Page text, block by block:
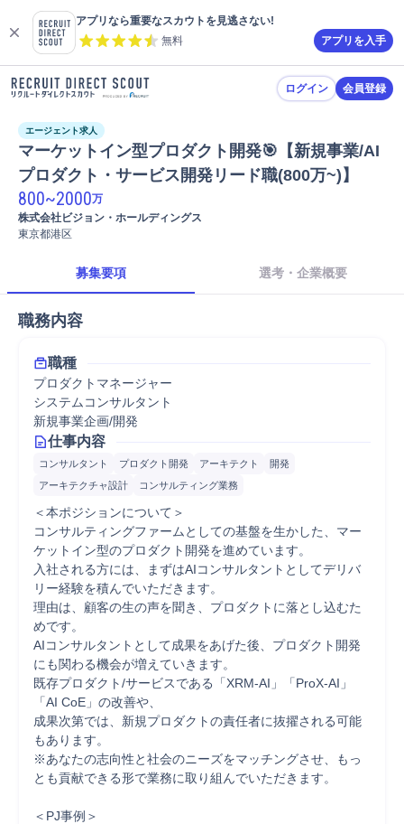
アプリなら重要なスカウトを見逃さない!
無料
アプリを入手
ログイン 会員登録
エージェント求人
マーケットイン型プロダクト開発🎯【新規事業/AI
プロダクト・サービス開発リード職(800万~)】
800~2000万
株式会社ビジョン・ホールディングス
東京都港区
募集要項 選考・企業概要
職務内容
職種
プロダクトマネージャー
システムコンサルタント
新規事業企画/開発
仕事内容
コンサルタント プロダクト開発 アーキテクト
開発
アーキテクチャ設計
コンサルティング業務
＜本ポジションについて＞
コンサルティングファームとしての基盤を生かした、マー
ケットイン型のプロダクト開発を進めています。
入社される方には、まずはAIコンサルタントとしてデリバ
リー経験を積んでいただきます。
理由は、顧客の生の声を聞き、プロダクトに落とし込むた
めです。
AIコンサルタントとして成果をあげた後、プロダクト開発
にも関わる機会が増えていきます。
既存プロダクト/サービスである「XRM-AI」「ProX-AI」
「AI CoE」の改善や、
成果次第では、新規プロダクトの責任者に抜擢される可能
もあります。
※あなたの志向性と社会のニーズをマッチングさせ、もっ
とも貢献できる形で業務に取り組んでいただきます。
＜PJ事例＞